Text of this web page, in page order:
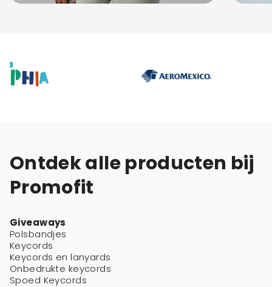
Ontdek alle producten bij
Promofit
Giveaways
Polsbandjes
Keycords
Keycords en lanyards
Onbedrukte keycords
Spoed Keycords